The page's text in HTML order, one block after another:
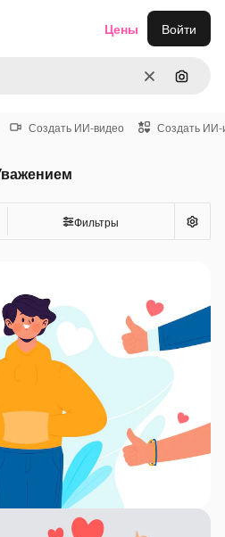
ОчиститьПоиск
Цены Войти
Создать ИИ-видео Создать ИИ-
Фильтры